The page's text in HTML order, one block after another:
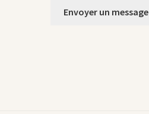
Envoyer un message